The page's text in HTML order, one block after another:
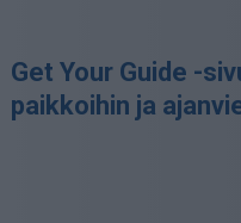
Get Your Guide -
paikkoihin ja